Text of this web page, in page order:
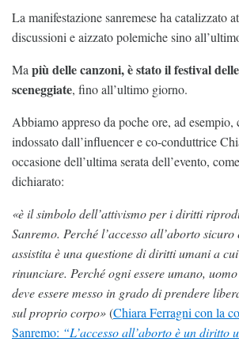
La manifestazione sanremese ha catalizzato
discussioni e aizzato polemiche sino
Ma più delle canzoni, è stato il festival
sceneggiate, fino all’ultimo giorno.
Abbiamo appreso da poche ore, ad
indossato dall’influencer e co-conduttrice
occasione dell’ultima serata dell’evento,
dichiarato:
«è il simbolo dell’attivismo per i diritti
Sanremo. Perché l’accesso all’aborto
assistita è una questione di diritti umani a
rinunciare. Perché ogni essere umano,
deve essere messo in grado di prendere
sul proprio corpo»(Chiara Ferragni con la
Sanremo: “L’accesso all’aborto è un diritto